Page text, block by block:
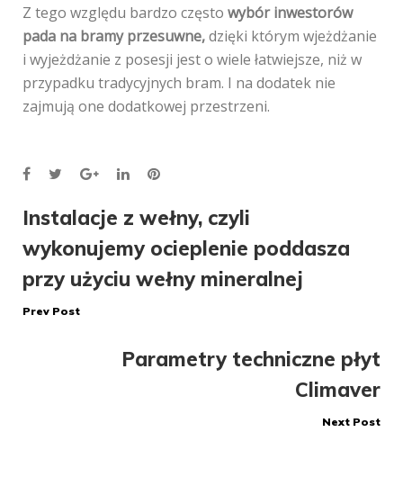
Z tego względu bardzo często wybór inwestorów
pada na bramy przesuwne,dzięki którym wjeżdżanie
i wyjeżdżanie z posesji jest o wiele łatwiejsze, niż w
przypadku tradycyjnych bram. I na dodatek nie
zajmują one dodatkowej przestrzeni.
Facebook
TwitterGoogle+LinkedInPinterest
Nawigacja
wpisu
Instalacje z wełny, czyli
wykonujemy ocieplenie poddasza
przy użyciu wełny mineralnej
Prev Post
Parametry techniczne płyt
Climaver
Next Post